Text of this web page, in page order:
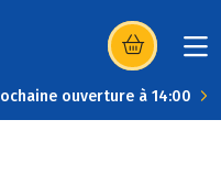
(s’ouvre dans
ouverture à 14:00